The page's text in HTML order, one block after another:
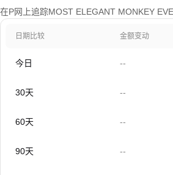
在P网上追踪MOST ELEGANT MONKEY
日期比较 金额变动
今日 --
30天 --
60天 --
90天 --